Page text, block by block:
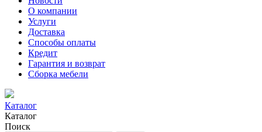
О компании
Услуги
Доставка
Способы оплаты
Кредит
Гарантия и возврат
Сборка мебели
Каталог
Каталог
Поиск